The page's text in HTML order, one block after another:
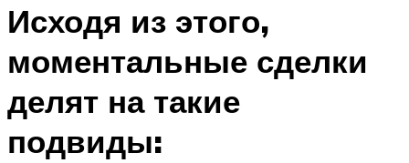
Исходя из этого,
моментальные сделки
делят на такие
подвиды: